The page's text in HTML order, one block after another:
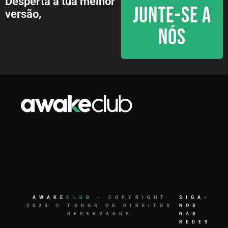
versão,
JUNTE-SE A
NÓS
AWAKECLUB
– COPYRIGHT
2023 © TODOS OS DIREITOS
RESERVADOS
SIGA-
NOS
NAS
REDES